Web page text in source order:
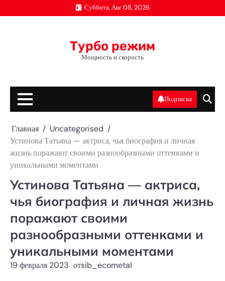
к
Суббота, Авг 08, 2026
Турбо режим
Мощность и скорость
Подписка
Главная
Uncategorised
Устинова Татьяна — актриса, чья биография и личная
жизнь поражают своими разнообразными оттенками и
уникальными моментами
Устинова Татьяна — актриса,
чья биография и личная жизнь
поражают своими
разнообразными оттенками и
уникальными моментами
19 февраля 2023 отsib_ecometal